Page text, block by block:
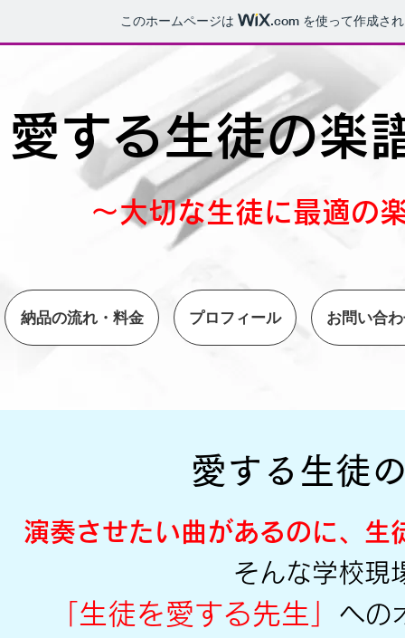
このホームページは .com を使って作成さ
愛する生徒の楽
〜大切な生徒に最適の
納品の流れ・料金 プロフィール お問い合
愛する生徒
演奏させたい曲があるのに、生
そんな学校現
「生徒を愛する先生」 への